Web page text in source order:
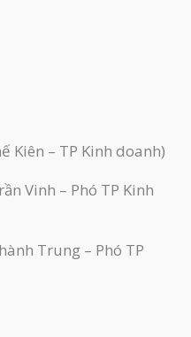
Kiên – TP Kinh doanh)
Vinh – Phó TP Kinh
Trung – Phó TP